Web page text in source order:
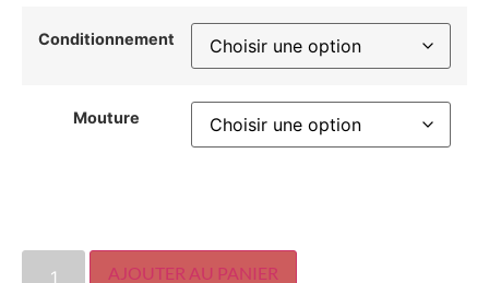
Conditionnement
Mouture
AJOUTER AU PANIER